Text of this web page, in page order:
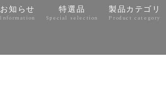
お知らせ
Information
特選品
Special selection
製品カテゴリ
Product category